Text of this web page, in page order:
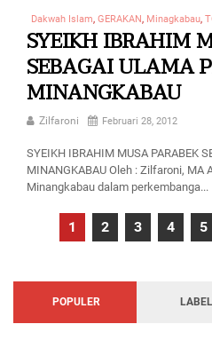
Dakwah Islam, GERAKAN, Minagkabau,
SYEIKH IBRAHIM
SEBAGAI ULAMA
MINANGKABAU
Zilfaroni Februari 28, 2012
SYEIKH IBRAHIM MUSA PARABEK
MINANGKABAU Oleh : Zilfaroni, MA
Minangkabau dalam perkembanga...
1 2 3 4 5
POPULER